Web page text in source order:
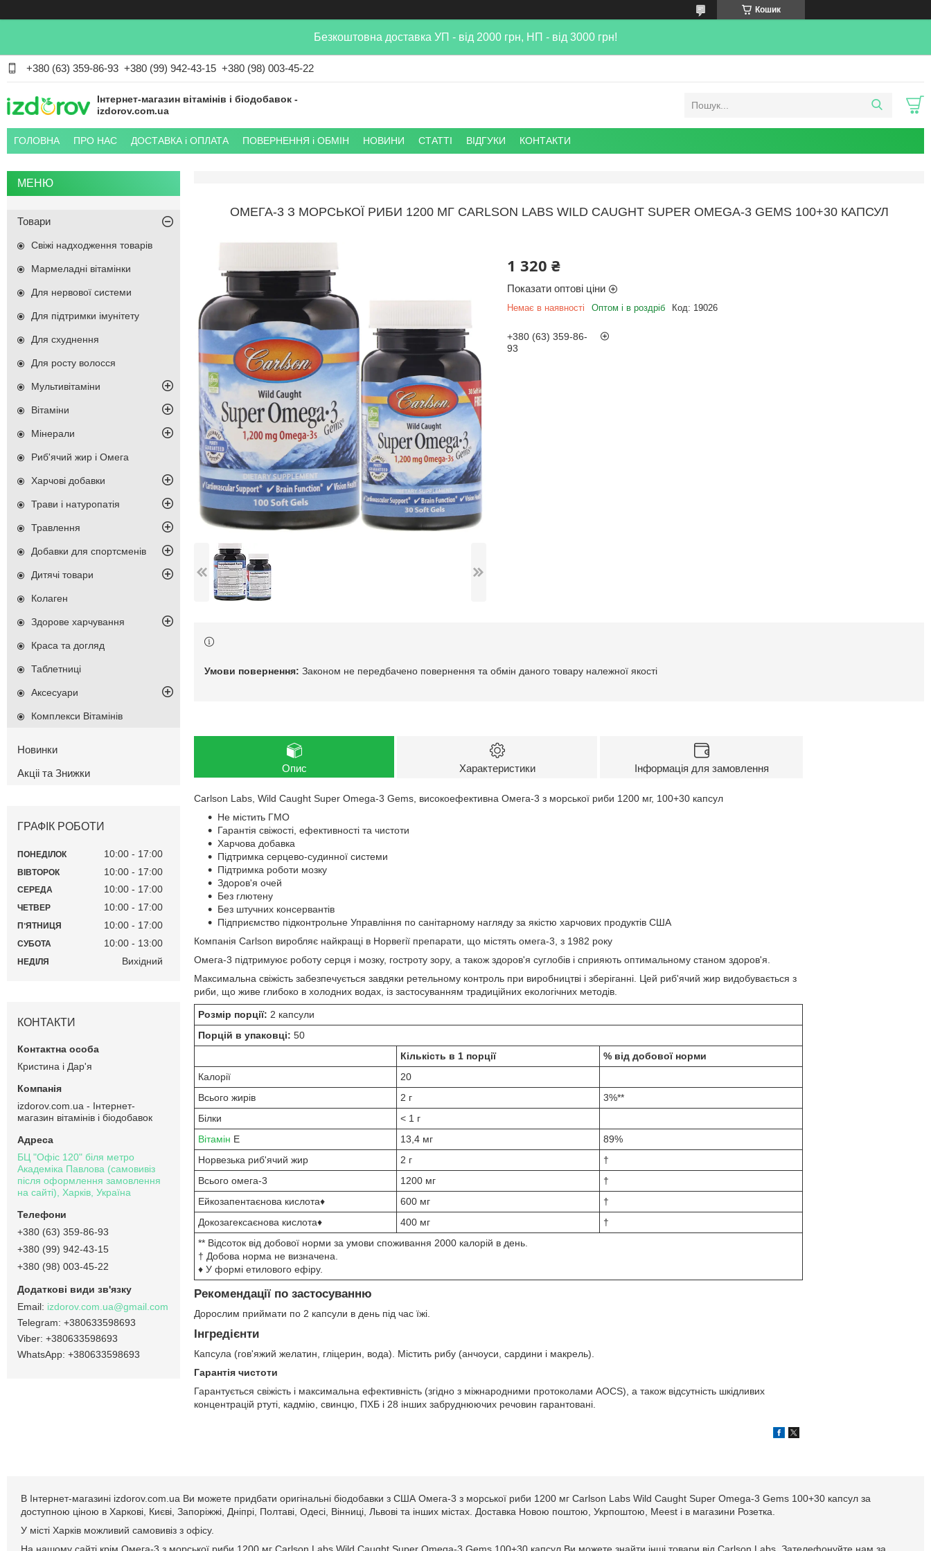
Кошик
Безкоштовна доставка УП - від 2000 грн, НП - від 3000 грн!
+380 (63) 359-86-93 +380 (99) 942-43-15 +380 (98) 003-45-22
Інтернет-магазин вітамінів і біодобавок -
izdorov.com.ua
ГОЛОВНА ПРО НАС ДОСТАВКА і ОПЛАТА ПОВЕРНЕННЯ і ОБМІН НОВИНИ СТАТТІ ВІДГУКИ КОНТАКТИ
ОМЕГА-3 З МОРСЬКОЇ РИБИ 1200 МГ CARLSON LABS WILD CAUGHT SUPER OMEGA-3 GEMS 100+30 КАПСУЛ
1 320 ₴
Показати оптові ціни
Немає в наявності Оптом і в роздріб Код: 19026
+380 (63) 359-86-
93
Законом не передбачено повернення та обмін даного товару належної якості
Опис Характеристики Інформація для замовлення
Carlson Labs, Wild Caught Super Omega-3 Gems, високоефективна Омега-3 з морської риби 1200 мг, 100+30 капсул
Не містить ГМО
Гарантія свіжості, ефективності та чистоти
Харчова добавка
Підтримка серцево-судинної системи
Підтримка роботи мозку
Здоров'я очей
Без глютену
Без штучних консервантів
Підприємство підконтрольне Управління по санітарному нагляду за якістю харчових продуктів США
Компанія Carlson виробляє найкращі в Норвегії препарати, що містять омега-3, з 1982 року
Омега-3 підтримуює роботу серця і мозку, гостроту зору, а також здоров'я суглобів і сприяють оптимальному станом здоров'я.
Максимальна свіжість забезпечується завдяки ретельному контроль при виробництві і зберіганні. Цей риб'ячий жир видобувається з
риби, що живе глибоко в холодних водах, із застосуванням традиційних екологічних методів.
Розмір порції: 2 капсули
Порцій в упаковці: 50
Кількість в 1 порції
% від добової норми
Калорії
20
Всього жирів
2 г
3%**
Білки
< 1 г
Вітамін E 13,4 мг
89%
Норвезька риб'ячий жир
2 г
†
Всього омега-3
1200 мг
†
Ейкозапентаєнова кислота♦
600 мг
†
Докозагексаєнова кислота♦
400 мг
†
** Відсоток від добової норми за умови споживання 2000 калорій в день.
† Добова норма не визначена.
♦ У формі етилового ефіру.
Рекомендації по застосуванню
Дорослим приймати по 2 капсули в день під час їжі.
Інгредієнти
Капсула (гов'яжий желатин, гліцерин, вода). Містить рибу (анчоуси, сардини і макрель).
Гарантія чистоти
Гарантується свіжість і максимальна ефективність (згідно з міжнародними протоколами AOCS), а також відсутність шкідливих
концентрацій ртуті, кадмію, свинцю, ПХБ і 28 інших забруднюючих речовин гарантовані.
Товари
Свіжі надходження товарів
Мармеладні вітамінки
Для нервової системи
Для підтримки імунітету
Для схуднення
Для росту волосся
Мультивітаміни
Вітаміни
Мінерали
Риб'ячий жир і Омега
Харчові добавки
Трави і натуропатія
Травлення
Добавки для спортсменів
Дитячі товари
Колаген
Здорове харчування
Краса та догляд
Таблетниці
Аксесуари
Комплекси Вітамінів
Новинки
Акціі та Знижки
ГРАФІК РОБОТИ
ПОНЕДІЛОК 10:00 17:00
ВІВТОРОК 10:00 17:00
СЕРЕДА 10:00 17:00
ЧЕТВЕР 10:00 17:00
ПʼЯТНИЦЯ 10:00 17:00
СУБОТА 10:00 13:00
НЕДІЛЯ Вихідний
КОНТАКТИ
Кристина і Дар'я
izdorov.com.ua - Інтернет-
магазин вітамінів і біодобавок
БЦ "Офіс 120" біля метро
Академіка Павлова (самовивіз
після оформлення замовлення
на сайті), Харків, Україна
+380 (63) 359-86-93
+380 (99) 942-43-15
+380 (98) 003-45-22
izdorov.com.ua@gmail.com
+380633598693
+380633598693
+380633598693
В Інтернет-магазині izdorov.com.ua Ви можете придбати оригінальні біодобавки з США Омега-3 з морської риби 1200 мг Carlson Labs Wild Caught Super Omega-3 Gems 100+30 капсул за
доступною ціною в Харкові, Києві, Запоріжжі, Дніпрі, Полтаві, Одесі, Вінниці, Львові та інших містах. Доставка Новою поштою, Укрпоштою, Meest і в магазини Розетка.
У місті Харків можливий самовивіз з офісу.
На нашому сайті крім Омега-3 з морської риби 1200 мг Carlson Labs Wild Caught Super Omega-3 Gems 100+30 капсул Ви можете знайти інші товари від Carlson Labs. Зателефонуйте нам за